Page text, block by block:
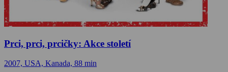
Prci, prci, prcičky: Akce století
2007, USA, Kanada, 88 min